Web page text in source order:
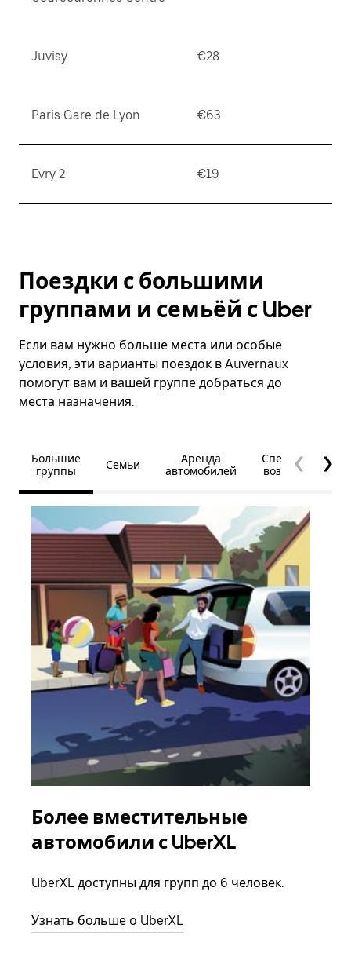
Juvisy €28
Paris Gare de Lyon €63
Evry 2 €19
Поездки с большими
группами и семьёй с Uber
Если вам нужно больше места или особые
условия, эти варианты поездок в Auvernaux
помогут вам и вашей группе добраться до
места назначения.
Большие
группы
Семьи
Аренда
автомобилей
Специальные
возможности
Более вместительные
автомобили с UberXL
UberXL доступны для групп до 6 человек.
Узнать больше о UberXL